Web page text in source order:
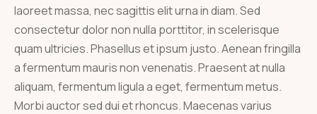
laoreet massa, nec sagittis elit urna in diam. Sed
consectetur dolor non nulla porttitor, in scelerisque
quam ultricies. Phasellus et ipsum justo. Aenean fringilla
a fermentum mauris non venenatis. Praesent at nulla
aliquam, fermentum ligula a eget, fermentum metus.
Morbi auctor sed dui et rhoncus. Maecenas varius